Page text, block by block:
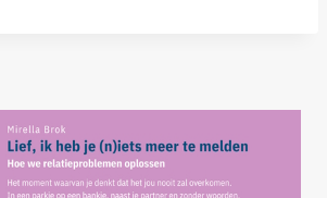
A
p
p
dI
n